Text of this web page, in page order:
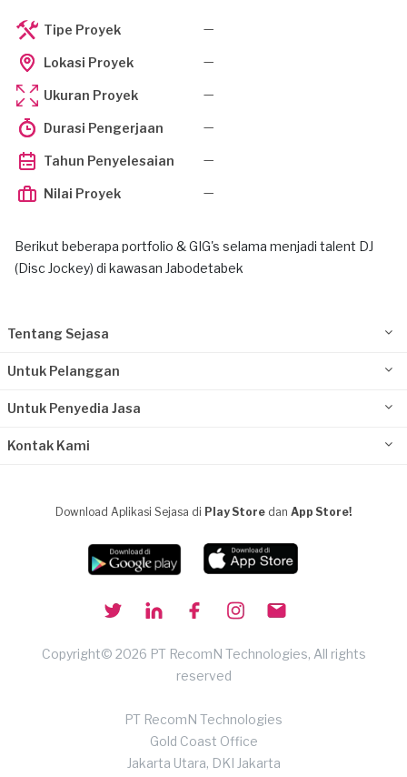
Tipe Proyek —
Lokasi Proyek —
Ukuran Proyek —
Durasi Pengerjaan —
Tahun Penyelesaian —
Nilai Proyek —
Berikut beberapa portfolio & GIG's selama menjadi talent DJ
(Disc Jockey) di kawasan Jabodetabek
Tentang Sejasa
Untuk Pelanggan
Untuk Penyedia Jasa
Kontak Kami
Download Aplikasi Sejasa di Play Store dan App Store!
Copyright© 2026 PT RecomN Technologies, All rights
reserved
PT RecomN Technologies
Gold Coast Office
Jakarta Utara, DKI Jakarta